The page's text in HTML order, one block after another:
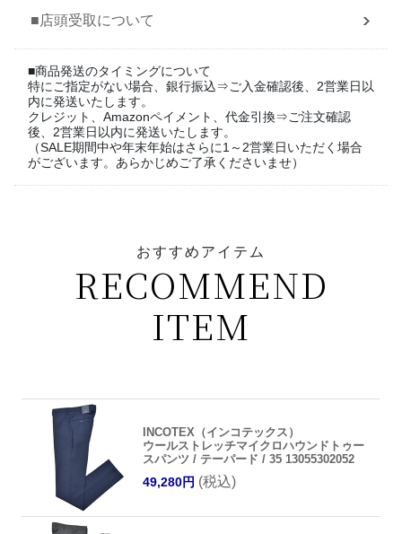
■店頭受取について
■商品発送のタイミングについて
特にご指定がない場合、銀行振込⇒ご入金確認後、2営業日以
内に発送いたします。
クレジット、Amazonペイメント、代金引換⇒ご注文確認
後、2営業日以内に発送いたします。
（SALE期間中や年末年始はさらに1～2営業日いただく場合
がございます。あらかじめご了承くださいませ）
おすすめアイテム
RECOMMEND
ITEM
INCOTEX（インコテックス）
ウールストレッチマイクロハウンドトゥー
スパンツ / テーパード / 35 13055302052
49,280円 (税込)